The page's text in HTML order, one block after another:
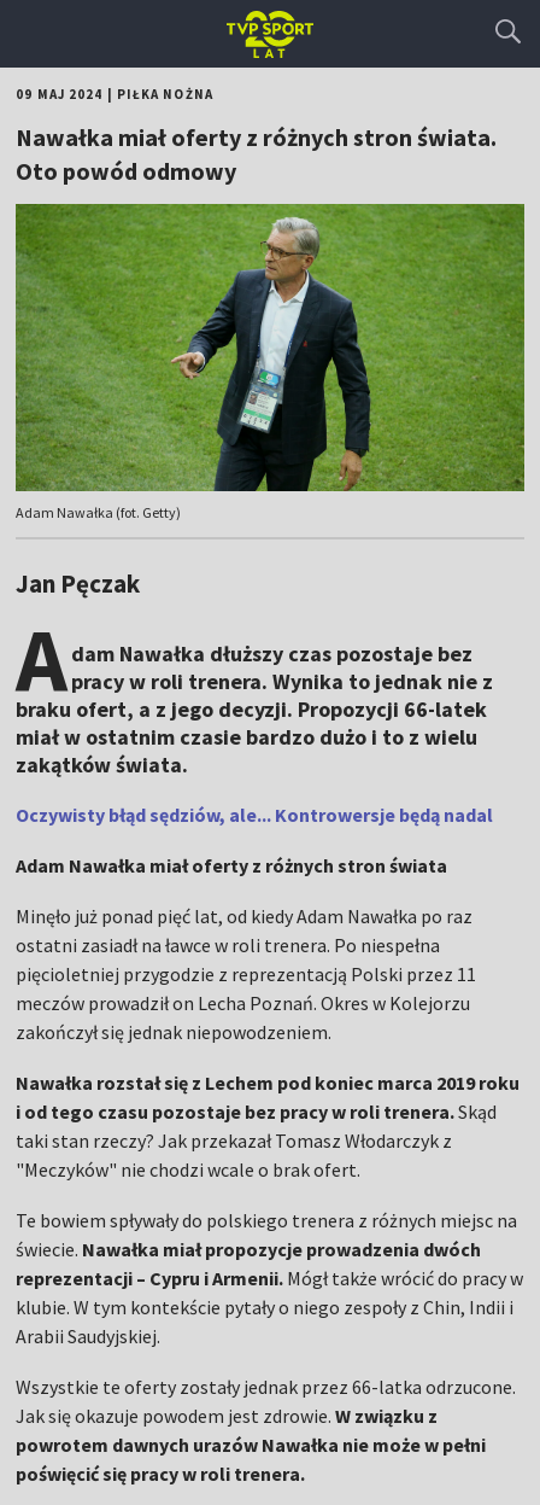
09 MAJ 2024 PIŁKA NOŻNA
Nawałka miał oferty z różnych stron świata.
Oto powód odmowy
Adam Nawałka (fot. Getty)
Jan Pęczak
Adam Nawałka dłuższy czas pozostaje bez
pracy w roli trenera. Wynika to jednak nie z
braku ofert, a z jego decyzji. Propozycji 66-latek
miał w ostatnim czasie bardzo dużo i to z wielu
zakątków świata.
Oczywisty błąd sędziów, ale... Kontrowersje będą nadal
Adam Nawałka miał oferty z różnych stron świata
Minęło już ponad pięć lat, od kiedy Adam Nawałka po raz
ostatni zasiadł na ławce w roli trenera. Po niespełna
pięcioletniej przygodzie z reprezentacją Polski przez 11
meczów prowadził on Lecha Poznań. Okres w Kolejorzu
zakończył się jednak niepowodzeniem.
Nawałka rozstał się z Lechem pod koniec marca 2019 roku
i od tego czasu pozostaje bez pracy w roli trenera.Skąd
taki stan rzeczy? Jak przekazał Tomasz Włodarczyk z
"Meczyków" nie chodzi wcale o brak ofert.
Te bowiem spływały do polskiego trenera z różnych miejsc na
świecie. Nawałka miał propozycje prowadzenia dwóch
reprezentacji – Cypru i Armenii. Mógł także wrócić do pracy w
klubie. W tym kontekście pytały o niego zespoły z Chin, Indii i
Arabii Saudyjskiej.
Wszystkie te oferty zostały jednak przez 66-latka odrzucone.
Jak się okazuje powodem jest zdrowie.W związku z
powrotem dawnych urazów Nawałka nie może w pełni
poświęcić się pracy w roli trenera.